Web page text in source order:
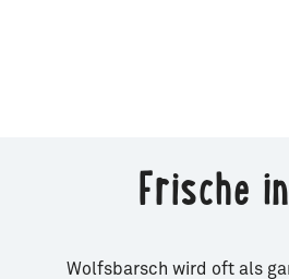
Frische
Wolfsbarsch wird oft als